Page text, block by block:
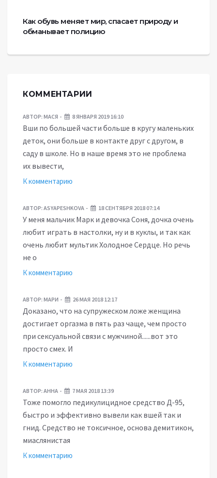
Как обувь меняет мир, спасает природу и
обманывает полицию
КОММЕНТАРИИ
АВТОР: МАСЯ 8 ЯНВАРЯ 2019 16:10
Вши по большей части больше в кругу маленьких
деток, они больше в контакте друг с другом, в
саду в школе. Но в наше время это не проблема
их вывести,
К комментарию
АВТОР: ASYAPESHKOVA 18 СЕНТЯБРЯ 2018 07:14
У меня мальчик Марк и девочка Соня, дочка очень
любит играть в настолки, ну и в куклы, и так как
очень любит мультик Холодное Сердце. Но речь
не о
К комментарию
АВТОР: МАРИ 26 МАЯ 2018 12:17
Доказано, что на супружеском ложе женщина
достигает оргазма в пять раз чаще, чем просто
при сексуальной связи с мужчиной......вот это
просто смех. И
К комментарию
АВТОР: АННА 7 МАЯ 2018 13:39
Тоже помогло педикулицидное средство Д-95,
быстро и эффективно вывели как вшей так и
гнид. Средство не токсичное, основа демитикон,
миаслянистая
К комментарию